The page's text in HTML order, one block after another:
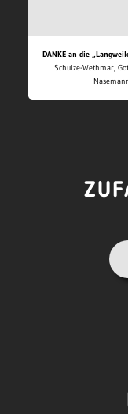
DANKE an die
Schulze-Wethmar,